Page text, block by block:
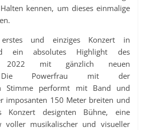
kennen, um dieses einmalige
erstes und einziges Konzert in
ein absolutes Highlight des
2022 mit gänzlich neuen
Die Powerfrau mit der
Stimme performt mit Band und
imposanten 150 Meter breiten und
Konzert designten Bühne, eine
voller musikalischer und visueller